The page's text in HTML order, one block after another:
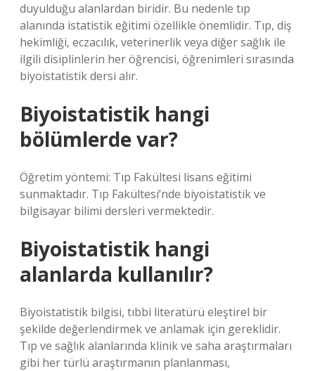
duyulduğu alanlardan biridir. Bu nedenle tıp
alanında istatistik eğitimi özellikle önemlidir. Tıp, diş
hekimliği, eczacılık, veterinerlik veya diğer sağlık ile
ilgili disiplinlerin her öğrencisi, öğrenimleri sırasında
biyoistatistik dersi alır.
Biyoistatistik hangi
bölümlerde var?
Öğretim yöntemi: Tıp Fakültesi lisans eğitimi
sunmaktadır. Tıp Fakültesi’nde biyoistatistik ve
bilgisayar bilimi dersleri vermektedir.
Biyoistatistik hangi
alanlarda kullanılır?
Biyoistatistik bilgisi, tıbbi literatürü eleştirel bir
şekilde değerlendirmek ve anlamak için gereklidir.
Tıp ve sağlık alanlarında klinik ve saha araştırmaları
gibi her türlü araştırmanın planlanması,